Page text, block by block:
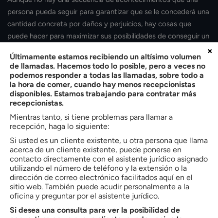
persona pueda seguir para garantizar que se le concederá una
cantidad concreta por daños y perjuicios, hay cosas que
puede hacer para maximizar sus posibilidades de conseguir un
En primer lugar, tiene que asegurarse de que conoce
perfectamente los daños y perjuicios que solicita y la
cantidad de dinero que se necesitará para pagarlos, sobre
todo en el caso de los que son relativamente sencillos de
calcular.
Se incluyen las facturas médicas, el importe de las lesiones y
las medidas que haya tenido que tomar para recuperarse de
ellas, los salarios no percibidos y el dolor y sufrimiento que
haya padecido como consecuencia del accidente. Además,
también se incluyen los daños causados a tu coche o el coste
de sustituirlo.
Últimamente estamos recibiendo un altísimo volumen
de llamadas. Hacemos todo lo posible, pero a veces no
podemos responder a todas las llamadas, sobre todo a
la hora de comer, cuando hay menos recepcionistas
disponibles. Estamos trabajando para contratar más
recepcionistas.
Mientras tanto, si tiene problemas para llamar a
recepción, haga lo siguiente:
Si usted es un cliente existente, u otra persona que llama
acerca de un cliente existente, puede ponerse en
contacto directamente con el asistente jurídico asignado
utilizando el número de teléfono y la extensión o la
dirección de correo electrónico facilitados aquí en el
sitio web. También puede acudir personalmente a la
oficina y preguntar por el asistente jurídico.
Si desea una consulta para ver la posibilidad de
×